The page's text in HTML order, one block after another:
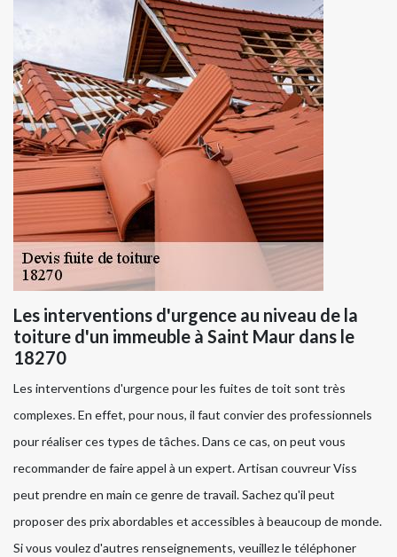
Les interventions d'urgence au niveau de la
toiture d'un immeuble à Saint Maur dans le
18270
Les interventions d'urgence pour les fuites de toit sont très
complexes. En effet, pour nous, il faut convier des professionnels
pour réaliser ces types de tâches. Dans ce cas, on peut vous
recommander de faire appel à un expert. Artisan couvreur Viss
peut prendre en main ce genre de travail. Sachez qu'il peut
proposer des prix abordables et accessibles à beaucoup de monde.
Si vous voulez d'autres renseignements, veuillez le téléphoner